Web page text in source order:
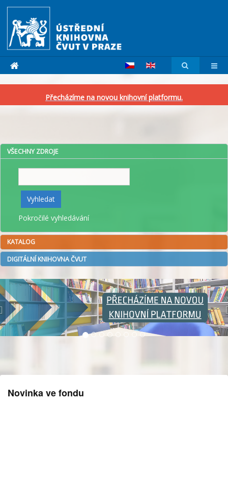
Přecházíme na novou knihovní platformu.
VŠECHNY ZDROJE
Vyhledat
Pokročilé vyhledávání
KATALOG
DIGITÁLNÍ KNIHOVNA ČVUT
Novinka ve fondu